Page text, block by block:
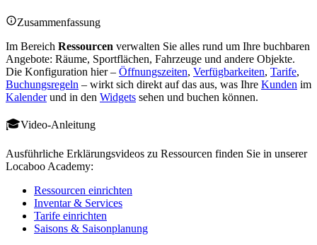
Zusammenfassung
Im Bereich Ressourcen verwalten Sie alles rund um Ihre buchbaren
Angebote: Räume, Sportflächen, Fahrzeuge und andere Objekte.
Die Konfiguration hier – Öffnungszeiten, Verfügbarkeiten, Tarife,
Buchungsregeln – wirkt sich direkt auf das aus, was Ihre Kunden im
Kalenderund in den Widgets sehen und buchen können.
Video-Anleitung
Ausführliche Erklärungsvideos zu Ressourcen finden Sie in unserer
Locaboo Academy:
Ressourcen einrichten
Inventar & Services
Tarife einrichten
Saisons & Saisonplanung